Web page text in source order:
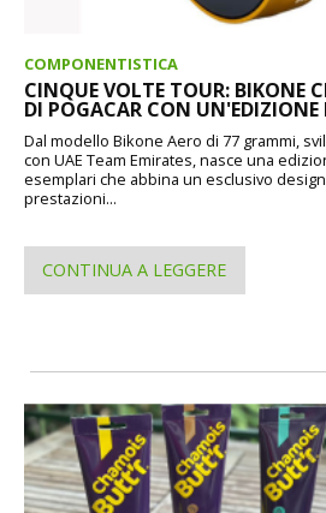
COMPONENTISTICA
CINQUE VOLTE TOUR: BIKONE
DI POGACAR CON
Dal modello Bikone Aero di 77 grammi,
con UAE Team Emirates, nasce una
esemplari che abbina un esclusivo
prestazioni...
CONTINUA A LEGGERE